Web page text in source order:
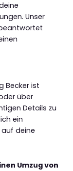
Unser
Becker ist
über
Details zu
ein
deine
Umzug von